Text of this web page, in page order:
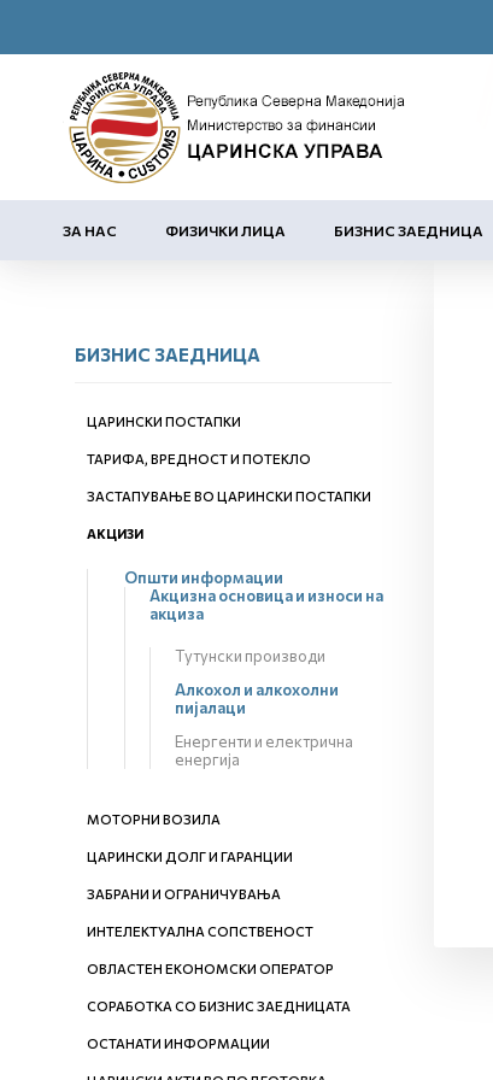
ЗА НАС ФИЗИЧКИ ЛИЦА БИЗНИС ЗАЕДНИЦА
БИЗНИС ЗАЕДНИЦА
ЦАРИНСКИ ПОСТАПКИ
ТАРИФА, ВРЕДНОСТ И ПОТЕКЛО
ЗАСТАПУВАЊЕ ВО ЦАРИНСКИ ПОСТАПКИ
АКЦИЗИ
Општи информации
Акцизна основица и износи на
акциза
Тутунски производи
Алкохол и алкохолни
пијалаци
Енергенти и електрична
енергија
МОТОРНИ ВОЗИЛА
ЦАРИНСКИ ДОЛГ И ГАРАНЦИИ
ЗАБРАНИ И ОГРАНИЧУВАЊА
ИНТЕЛЕКТУАЛНА СОПСТВЕНОСТ
ОВЛАСТЕН ЕКОНОМСКИ ОПЕРАТОР
СОРАБОТКА СО БИЗНИС ЗАЕДНИЦАТА
ОСТАНАТИ ИНФОРМАЦИИ